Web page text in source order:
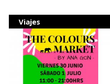
Viajes